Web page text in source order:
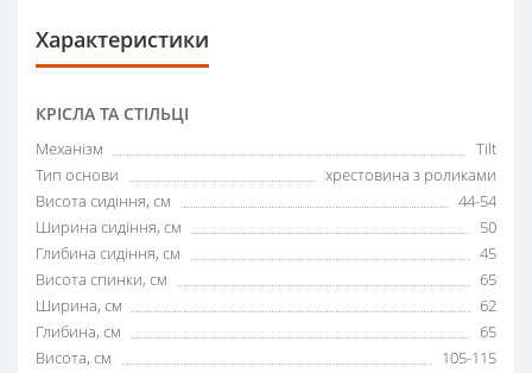
Характеристики
КРІСЛА ТА СТІЛЬЦІ
Механізм
Tilt
Тип основи
хрестовина з роликами
Висота сидіння, см
44-54
Ширина сидіння, см
50
Глибина сидіння, см
45
Висота спинки, см
65
Ширина, см
62
Глибина, см
65
Висота, см
105-115